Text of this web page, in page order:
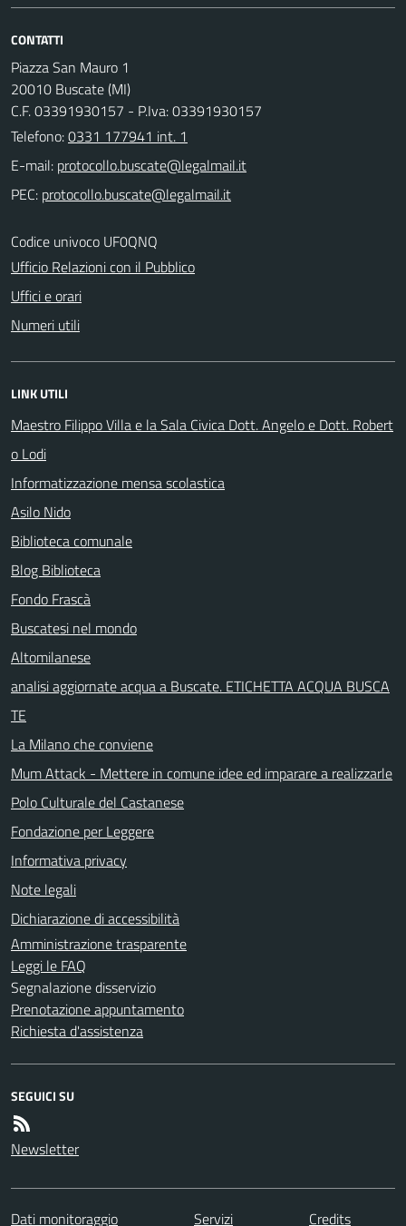
CONTATTI
Piazza San Mauro 1
20010 Buscate (MI)
C.F. 03391930157 - P.Iva: 03391930157
Telefono:0331 177941 int. 1
E-mail:
PEC:
Codice univoco UF0QNQ
Ufficio Relazioni con il Pubblico
Uffici e orari
Numeri utili
LINK UTILI
Maestro Filippo Villa e la Sala Civica Dott. Angelo e Dott. Robert
o Lodi
Informatizzazione mensa scolastica
Asilo Nido
Biblioteca comunale
Blog Biblioteca
Fondo Frascà
Buscatesi nel mondo
Altomilanese
analisi aggiornate acqua a Buscate. ETICHETTA ACQUA BUSCA
TE
La Milano che conviene
Mum Attack - Mettere in comune idee ed imparare a realizzarle
Polo Culturale del Castanese
Fondazione per Leggere
Informativa privacy
Note legali
Dichiarazione di accessibilità
Amministrazione trasparente
Leggi le FAQ
Segnalazione disservizio
Prenotazione appuntamento
Richiesta d'assistenza
SEGUICI SU
Newsletter
Dati monitoraggio Servizi Credits